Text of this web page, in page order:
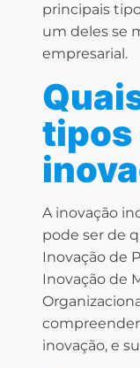
principais
um deles se
empresarial.
tipos
A inovação
pode ser de
Inovação de
Inovação de
inovação, e